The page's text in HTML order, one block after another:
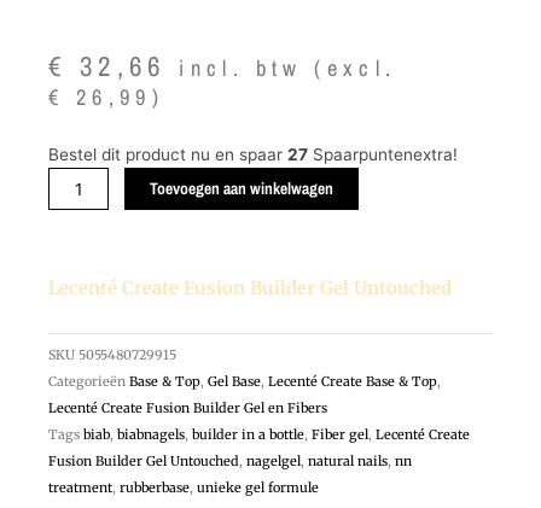
€ 32,66
incl. btw (excl.
€ 26,99 )
Bestel dit product nu en spaar 27 Spaarpuntenextra!
Lecenté
Create
Fusion
Untouched
Toevoegen aan winkelwagen
Lecenté Create Fusion Builder Gel Untouched
SKU 5055480729915
Categorieën Base & Top, Gel Base, Lecenté Create Base & Top,
Lecenté Create Fusion Builder Gel en Fibers
Tags biab, biabnagels, builder in a bottle, Fiber gel, Lecenté Create
Fusion Builder Gel Untouched, nagelgel, natural nails, nn
treatment, rubberbase, unieke gel formule